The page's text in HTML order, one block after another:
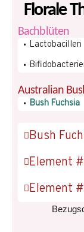
Florale
Bachblüten
Lactobacillen
Australian
Bush Fuchsia
Bush
Element
Element